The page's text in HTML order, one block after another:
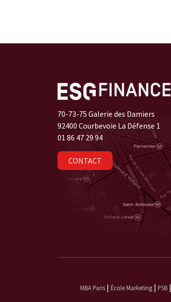
70-73-75 Galerie des Damiers
92400 Courbevoie La Défense 1
01 86 47 29 94
CONTACT
MBA Paris| École Marketing| PSB|